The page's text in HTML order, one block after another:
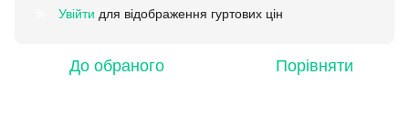
Увійти для відображення гуртових цін
До обраного Порівняти